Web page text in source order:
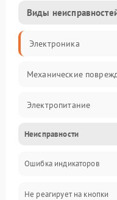
Виды
Электроника
Механические
Электропитание
Механика
Аккумулятор
Работа системы
Неисправности
Ошибка индикаторов
Не реагирует на кнопки